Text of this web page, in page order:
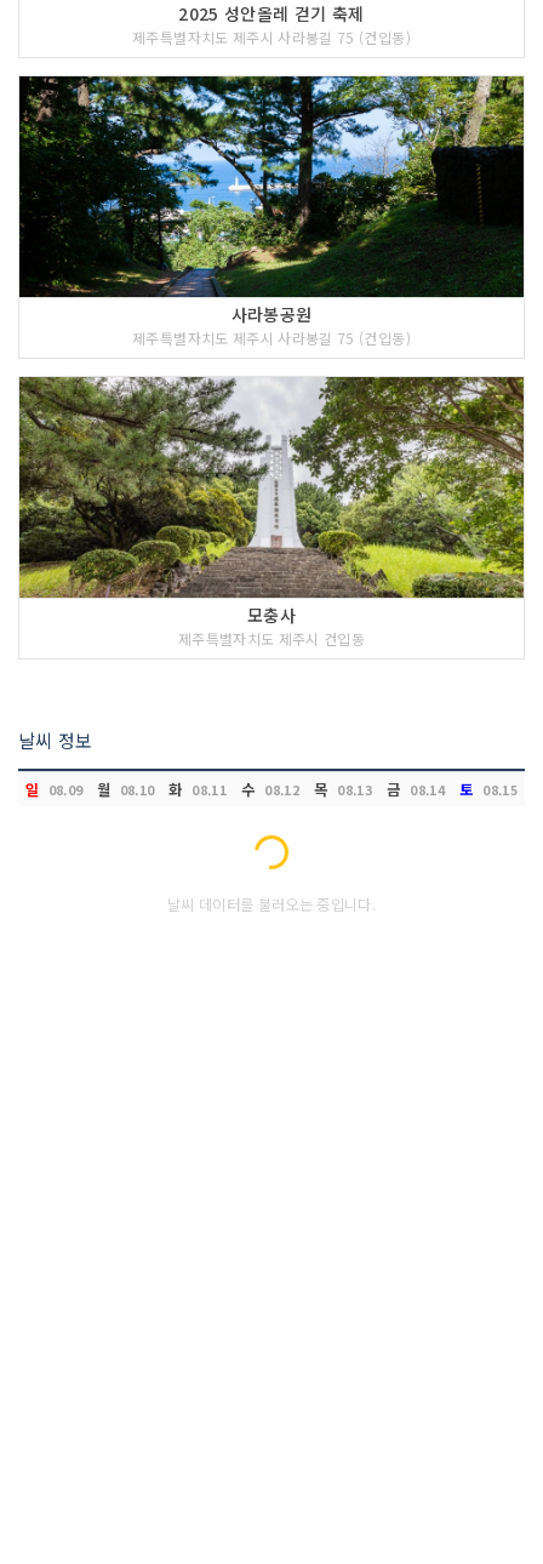
2025 성안올레 걷기 축제
제주특별자치도 제주시 사라봉길 75 (건입동)
사라봉공원
제주특별자치도 제주시 사라봉길 75 (건입동)
모충사
제주특별자치도 제주시 건입동
날씨 정보
일 08.09 월 08.10 화 08.11 수 08.12 목 08.13 금 08.14 토 08.15
Loading...
날씨 데이터를 불러오는 중입니다.